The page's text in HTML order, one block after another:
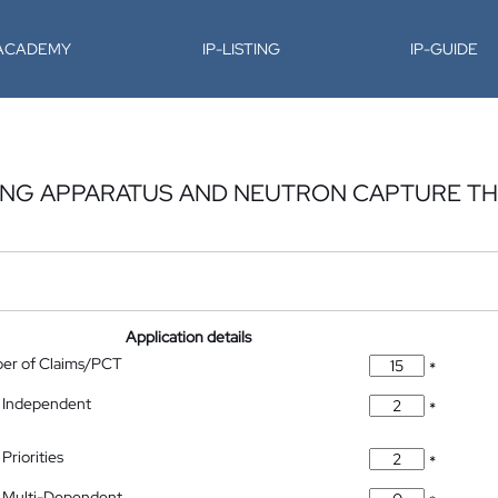
IP-LISTING IP-GUIDE
APPARATUS AND NEUTRON CAPTURE
Application details
of Claims/PCT
*
*
*